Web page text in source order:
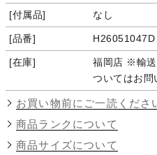
付属品 なし
品番 H26051047D
在庫
福岡店 ※輸送
ついてはお問
お買い物前にご一読くださ
商品ランクについて
商品サイズについて